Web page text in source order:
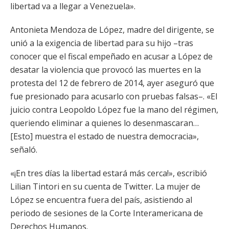
libertad va a llegar a Venezuela».
Antonieta Mendoza de López, madre del dirigente, se
unió a la exigencia de libertad para su hijo –tras
conocer que el fiscal empeñado en acusar a López de
desatar la violencia que provocó las muertes en la
protesta del 12 de febrero de 2014, ayer aseguró que
fue presionado para acusarlo con pruebas falsas–. «El
juicio contra Leopoldo López fue la mano del régimen,
queriendo eliminar a quienes lo desenmascaran…
[Esto] muestra el estado de nuestra democracia»,
señaló.
«¡En tres días la libertad estará más cerca!», escribió
Lilian Tintori en su cuenta de Twitter. La mujer de
López se encuentra fuera del país, asistiendo al
periodo de sesiones de la Corte Interamericana de
Derechos Humanos.